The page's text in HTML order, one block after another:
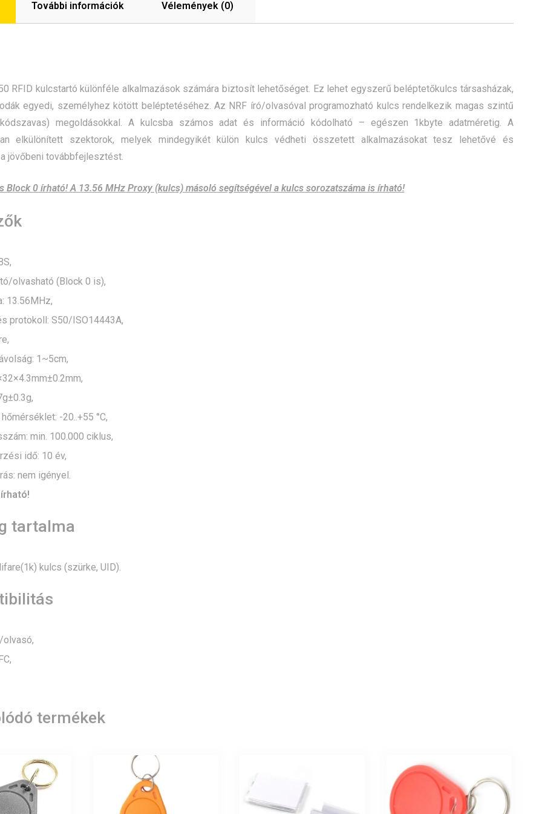
További információk Vélemények (0)
RFID kulcstartó különféle alkalmazások számára biztosít lehetőséget. Ez lehet egyszerű beléptetőkulcs társasházak,
egyedi, személyhez kötött beléptetéséhez. Az NRF író/olvasóval programozható kulcs rendelkezik magas szintű
megoldásokkal. A kulcsba számos adat és információ kódolható – egészen 1kbyte adatméretig. A
elkülönített szektorok, melyek mindegyikét külön kulcs védheti összetett alkalmazásokat tesz lehetővé és
jövőbeni továbbfejlesztést.
Block 0 írható! A 13.56 MHz Proxy (kulcs) másoló segítségével a kulcs sorozatszáma is írható!
olvasható (Block 0 is),
13.56MHz,
protokoll: S50/ISO14443A,
1~5cm,
-20..+55 °C,
min. 100.000 ciklus,
idő: 10 év,
nem igényel.
tartalma
kulcs (szürke, UID).
termékek